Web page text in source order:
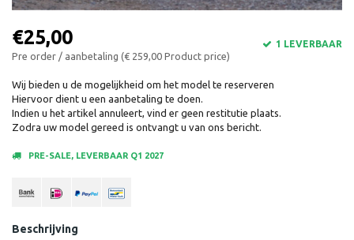
€25,00
Pre order / aanbetaling (€ 259,00 Product price)
1 LEVERBAAR
Wij bieden u de mogelijkheid om het model te reserveren
Hiervoor dient u een aanbetaling te doen.
Indien u het artikel annuleert, vind er geen restitutie plaats.
Zodra uw model gereed is ontvangt u van ons bericht.
PRE-SALE, LEVERBAAR Q1 2027
Beschrijving